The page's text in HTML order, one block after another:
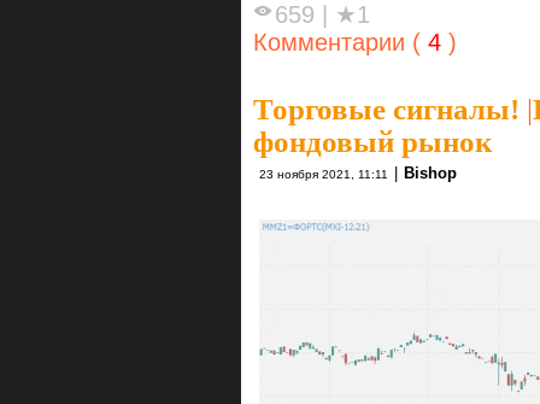
659
★1
Комментарии ( 4 )
Торговые сигналы! |
фондовый рынок
23 ноября 2021, 11:11 Bishop